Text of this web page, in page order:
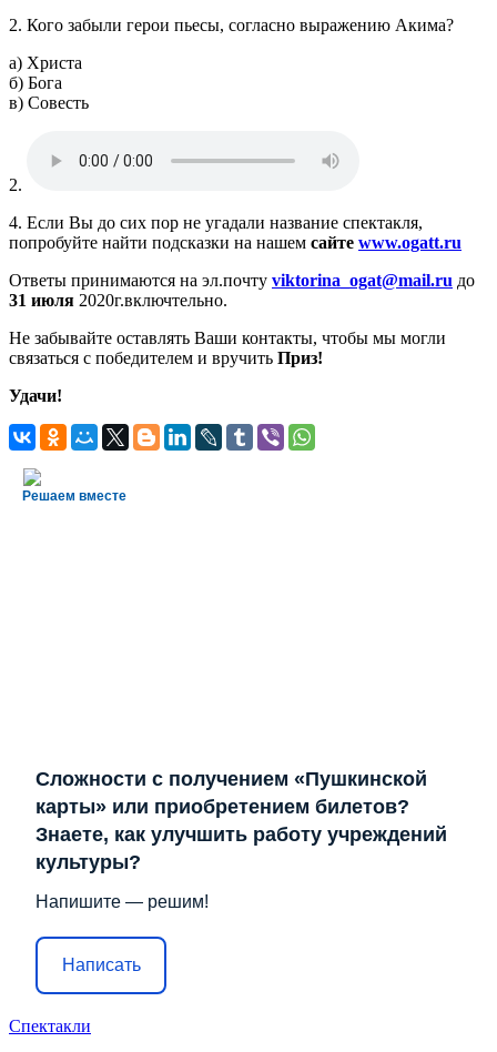
2. Кого забыли герои пьесы, согласно выражению Акима?
а) Христа
б) Бога
в) Совесть
2.
4. Если Вы до сих пор не угадали название спектакля,
попробуйте найти подсказки на нашем сайте www.ogatt.ru
Ответы принимаются на эл.почту viktorina_ogat@mail.ru до
31 июля 2020г.включтельно.
Не забывайте оставлять Ваши контакты, чтобы мы могли
связаться с победителем и вручить Приз!
Удачи!
Решаем вместе
Сложности с получением «Пушкинской
карты» или приобретением билетов?
Знаете, как улучшить работу учреждений
культуры?
Напишите — решим!
Написать
Спектакли